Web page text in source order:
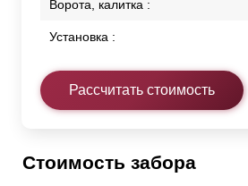
Ворота, калитка :
Установка :
Рассчитать стоимость
Стоимость забора